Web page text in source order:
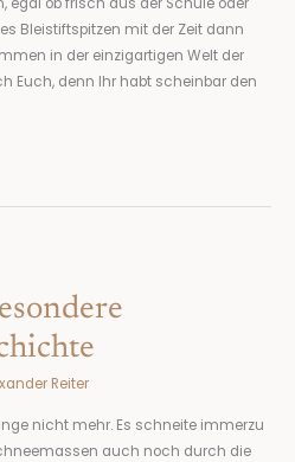
Bleistiftspitzen mit der Zeit dann
in der einzigartigen Welt der
Euch, denn Ihr habt scheinbar den
Reiter
nicht mehr. Es schneite immerzu
auch noch durch die